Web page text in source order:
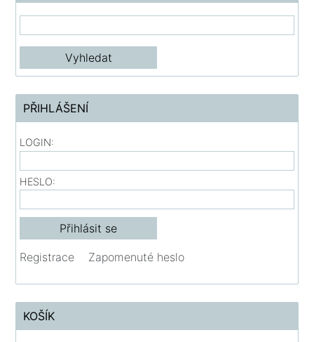
PŘIHLÁŠENÍ
LOGIN:
HESLO:
Registrace Zapomenuté heslo
KOŠÍK